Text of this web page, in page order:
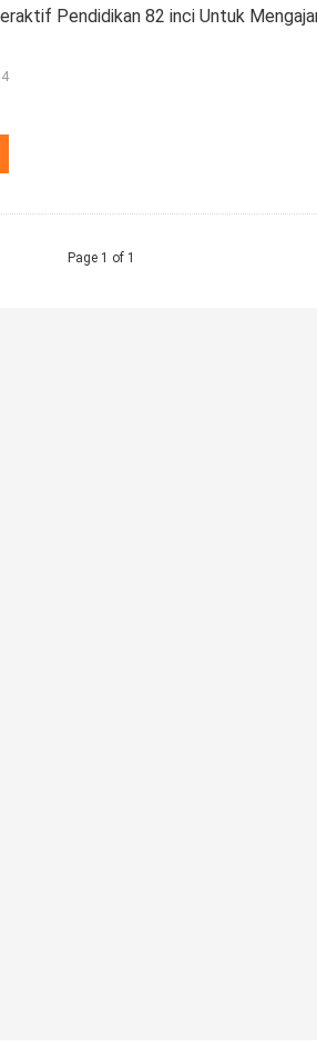
Pendidikan 82 inci Untuk
Page 1 of 1